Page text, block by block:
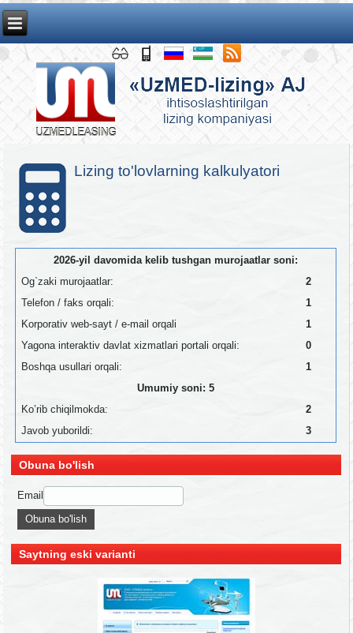
Lizing to'lovlarning kalkulyatori
2026-yil davomida kelib tushgan murojaatlar soni:
Og`zaki murojaatlar:
2
Telefon / faks orqali:
1
Korporativ web-sayt / e-mail orqali
1
Yagona interaktiv davlat xizmatlari portali orqali:
0
Boshqa usullari orqali:
1
Umumiy soni: 5
Ko’rib chiqilmokda:
2
Javob yuborildi:
3
Obuna bo'lish
Email
Saytning eski varianti